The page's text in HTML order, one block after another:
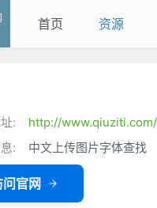
首页 资源
:
http://www.qiuziti.com/
:
中文上传图片字体查找
问官网